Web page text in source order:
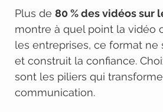
Plus de 80 % des vidéos sur
montre à quel point la vidéo
les entreprises, ce format
et construit la confiance.
sont les piliers qui
communication.